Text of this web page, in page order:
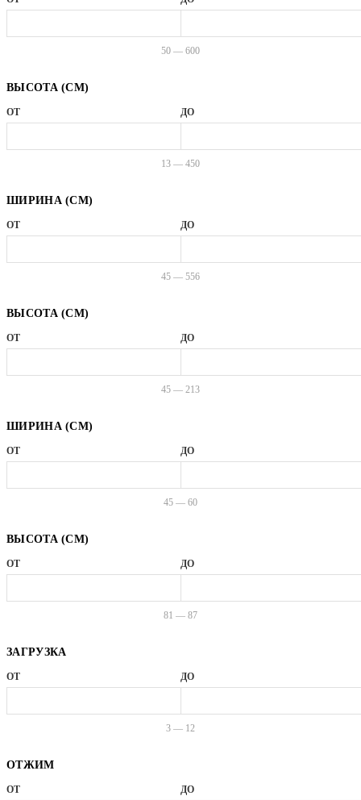
50 — 600
ВЫСОТА (СМ)
ОТ ДО
13 — 450
ШИРИНА (СМ)
ОТ ДО
45 — 556
ВЫСОТА (СМ)
ОТ ДО
45 — 213
ШИРИНА (СМ)
ОТ ДО
45 — 60
ВЫСОТА (СМ)
ОТ ДО
81 — 87
ЗАГРУЗКА
ОТ ДО
3 — 12
ОТЖИМ
ОТ ДО